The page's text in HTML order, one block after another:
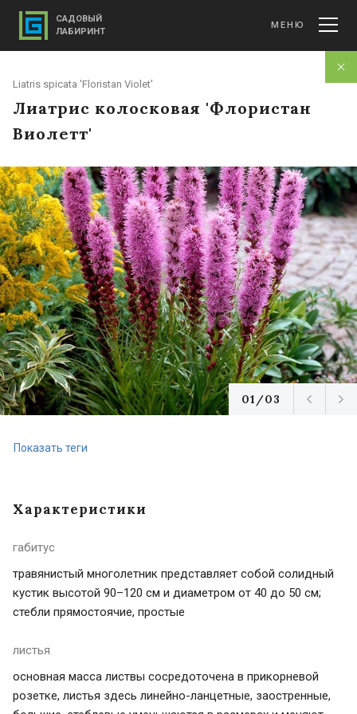
Liatris spicata 'Floristan Violet'
Лиатрис колосковая 'Флористан
Виолетт'
01/03
Показать теги
Характеристики
габитус
травянистый многолетник представляет собой солидный
кустик высотой 90–120 см и диаметром от 40 до 50 см;
стебли прямостоячие, простые
листья
основная масса листвы сосредоточена в прикорневой
розетке, листья здесь линейно-ланцетные, заостренные,
САДОВЫЙ
ЛАБИРИНТ
МЕНЮ